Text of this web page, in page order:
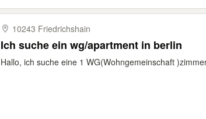
10243 Friedrichshain
Ich suche ein wg/apartment in berlin
Hallo, ich suche eine 1 WG(Wohngemeinschaft